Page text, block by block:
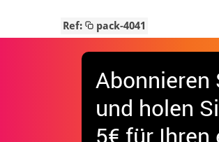
Ref: pack-4041
Abonnieren
und holen
5€ für